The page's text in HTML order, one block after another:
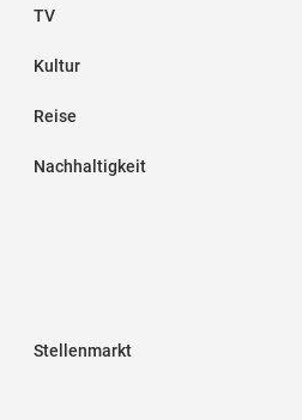
TV
Kultur
Reise
Nachhaltigkeit
Stellenmarkt